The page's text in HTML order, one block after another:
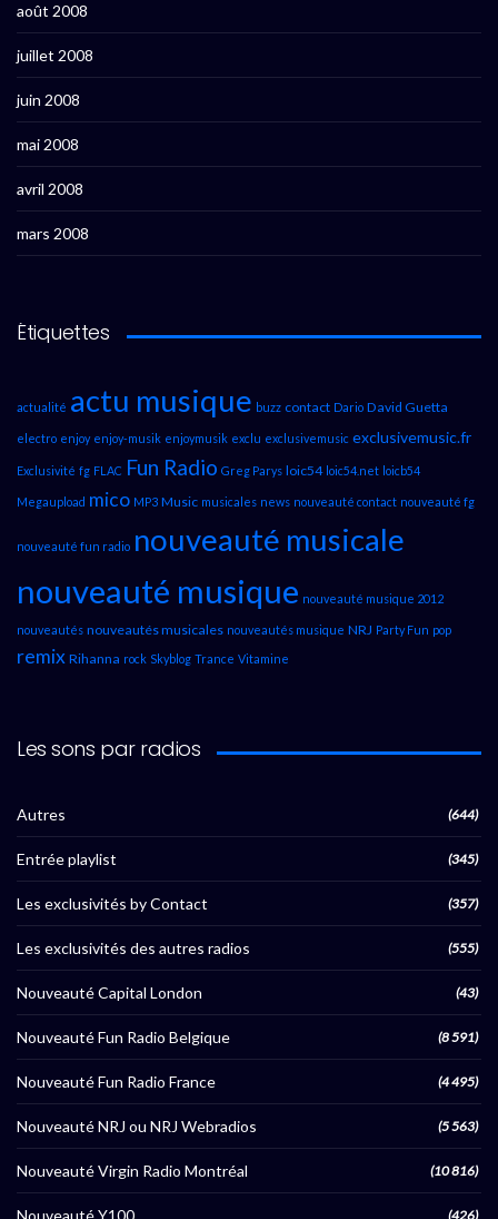
août 2008
juillet 2008
juin 2008
mai 2008
avril 2008
mars 2008
Étiquettes
actualité actu musique buzz contact Dario David Guetta
electro enjoy enjoy-musik enjoymusik exclu exclusivemusic exclusivemusic.fr
Exclusivité fg FLAC Fun Radio Greg Parys loic54 loic54.net loicb54
Megaupload mico MP3 Music musicales news nouveauté contact nouveauté fg
nouveauté fun radio nouveauté musicale
nouveauté musique nouveauté musique 2012
nouveautés nouveautés musicales nouveautés musique NRJ Party Fun pop
remix Rihanna rock Skyblog Trance Vitamine
Les sons par radios
Autres (644)
Entrée playlist (345)
Les exclusivités by Contact (357)
Les exclusivités des autres radios (555)
Nouveauté Capital London (43)
Nouveauté Fun Radio Belgique (8 591)
Nouveauté Fun Radio France (4 495)
Nouveauté NRJ ou NRJ Webradios (5 563)
Nouveauté Virgin Radio Montréal (10 816)
(426)